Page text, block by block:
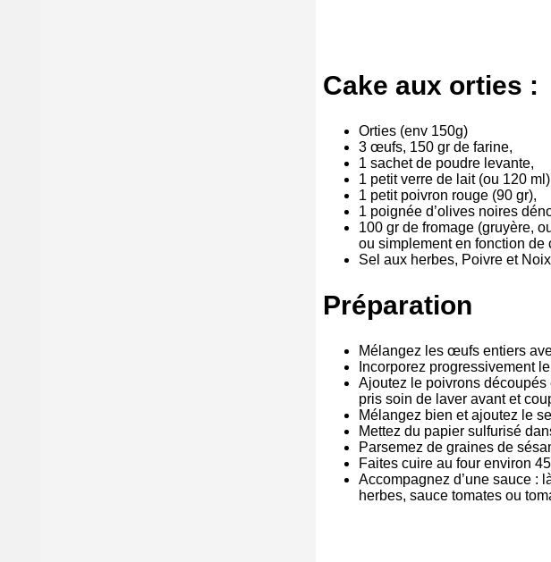
Cake aux orties :
Orties (env 150g)
3 œufs, 150 gr de farine,
1 sachet de poudre levante,
1 petit verre de lait (ou 120
1 petit poivron rouge (90 gr),
1 poignée d’olives noires
100 gr de fromage (gruyère,
ou simplement en fonction
Sel aux herbes, Poivre et
Préparation
Mélangez les œufs entiers
Incorporez progressivement
Ajoutez le poivrons
pris soin de laver avant et
Mélangez bien et ajoutez le
Mettez du papier sulfurisé
Parsemez de graines de
Faites cuire au four environ
Accompagnez d’une sauce :
herbes, sauce tomates ou